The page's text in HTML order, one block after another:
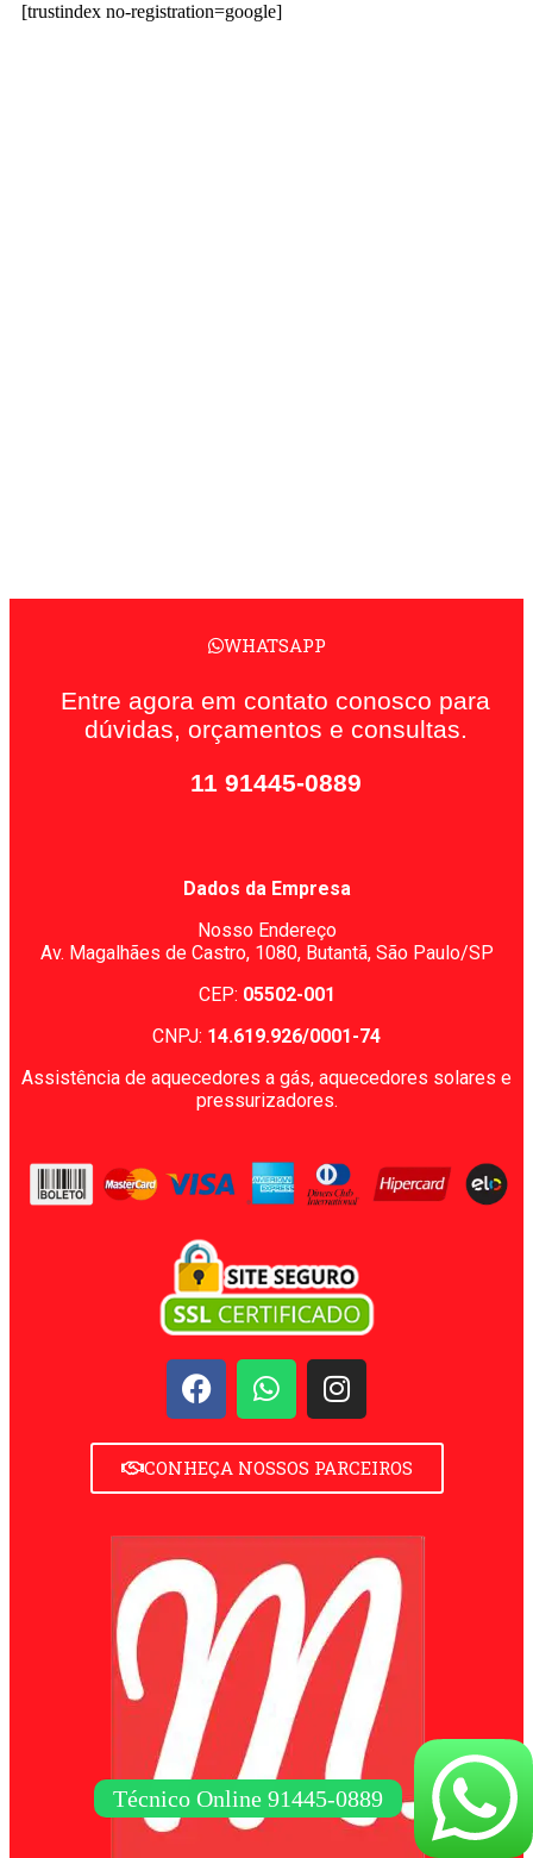
[trustindex no-registration=google]
WHATSAPP
Entre agora em contato conosco para
dúvidas, orçamentos e consultas.
11 91445-0889
Dados da Empresa
Nosso Endereço
Av. Magalhães de Castro, 1080, Butantã, São Paulo/SP
CEP: 05502-001
CNPJ: 14.619.926/0001-74
Assistência de aquecedores a gás, aquecedores solares e
pressurizadores.
CONHEÇA NOSSOS PARCEIROS
Técnico Online 91445-0889